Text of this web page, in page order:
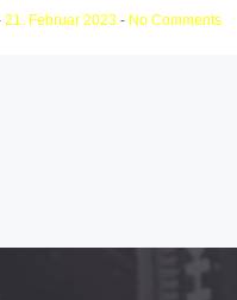
21. Februar 2023 - No Comments